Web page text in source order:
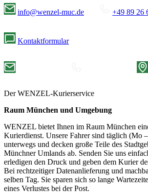
info@wenzel-muc.de +49 89 26
Kontaktformular
Der WENZEL-Kurierservice
Raum München und Umgebung
WENZEL bietet Ihnen im Raum München
Kurierdienst. Unsere Fahrer sind täglich (Mo
unterwegs und decken große Teile des
Münchner Umlands ab. Senden Sie uns
erledigen den Druck und geben dem Kurier
Bei rechtzeitiger Datenanlieferung und
selben Tag. Sie sparen sich so lange
eines Verlustes bei der Post.